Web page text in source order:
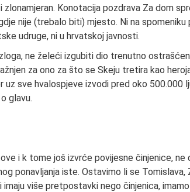
zlonamjeran. Konotacija pozdrava Za dom
nije (trebalo biti) mjesto. Ni na spomeniku
udruge, ni u hrvatskoj javnosti.
ne želeći izgubiti dio trenutno
za ono za što se Skeju tretira kao
uz sve hvalospjeve izvodi pred oko 500.000
glavu.
i k tome još izvrće povijesne činjenice, ne
ponavljanja iste. Ostavimo li se Tomislava,
više pretpostavki nego činjenica,